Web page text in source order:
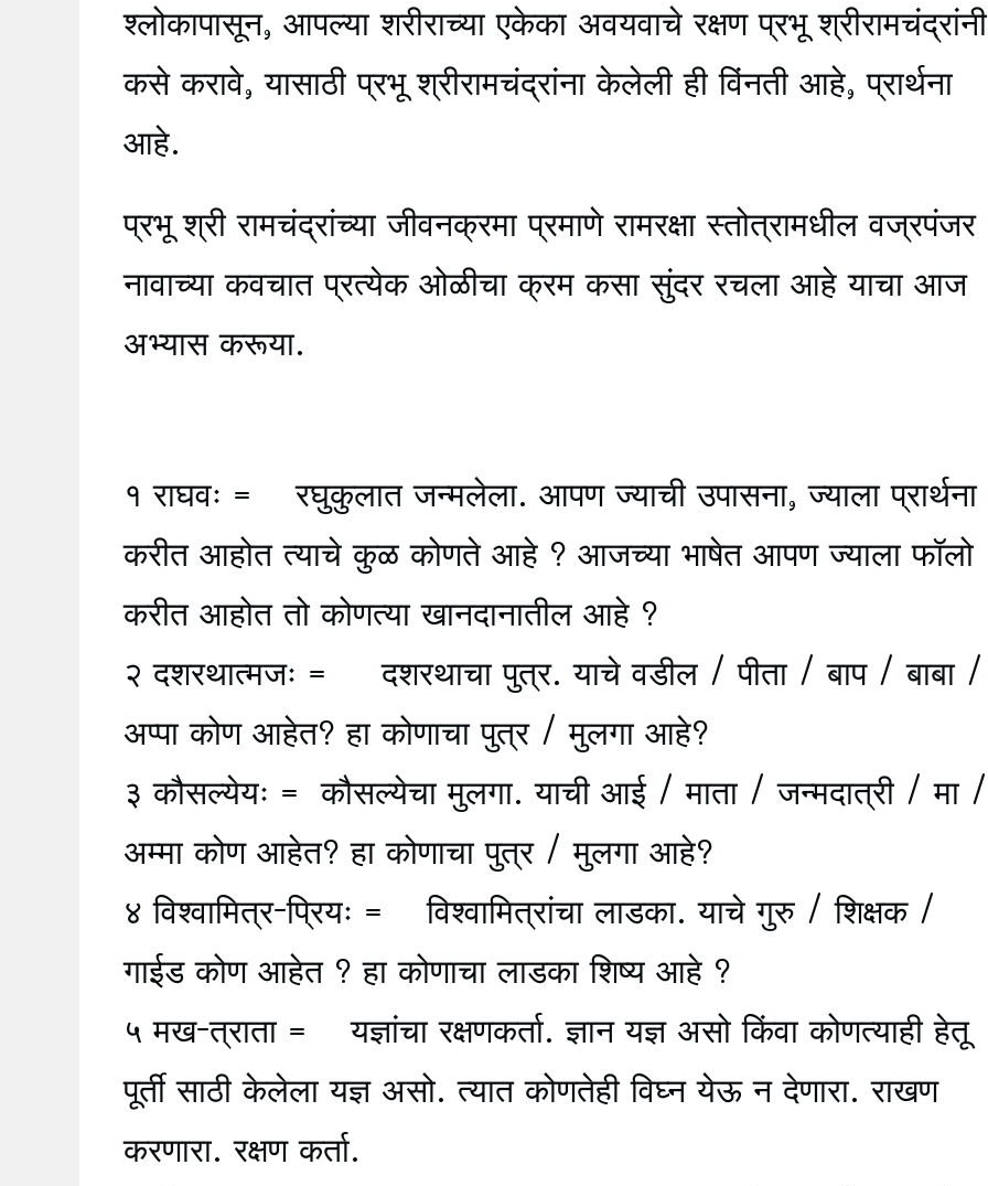
श्लोकापासून, आपल्या शरीराच्या एकेका अवयवाचे रक्षण प्रभू श्रीरामचंद्रांनी
कसे करावे, यासाठी प्रभू श्रीरामचंद्रांना केलेली ही विंनती आहे, प्रार्थना
आहे.
प्रभू श्री रामचंद्रांच्या जीवनक्रमा प्रमाणे रामरक्षा स्तोत्रामधील वज्रपंजर
नावाच्या कवचात प्रत्येक ओळीचा क्रम कसा सुंदर रचला आहे याचा आज
अभ्यास करूया.
१ राघवः = रघुकुलात जन्मलेला. आपण ज्याची उपासना, ज्याला प्रार्थना
करीत आहोत त्याचे कुळ कोणते आहे ? आजच्या भाषेत आपण ज्याला फॉलो
करीत आहोत तो कोणत्या खानदानातील आहे ?
२ दशरथात्मजः = दशरथाचा पुत्र. याचे वडील / पीता / बाप / बाबा /
अप्पा कोण आहेत? हा कोणाचा पुत्र / मुलगा आहे?
३ कौसल्येयः = कौसल्येचा मुलगा. याची आई / माता / जन्मदात्री / मा /
अम्मा कोण आहेत? हा कोणाचा पुत्र / मुलगा आहे?
४ विश्वामित्र-प्रियः = विश्वामित्रांचा लाडका. याचे गुरु / शिक्षक /
गाईड कोण आहेत ? हा कोणाचा लाडका शिष्य आहे ?
५ मख-त्राता = यज्ञांचा रक्षणकर्ता. ज्ञान यज्ञ असो किंवा कोणत्याही हेतू
पूर्ती साठी केलेला यज्ञ असो. त्यात कोणतेही विघ्न येऊ न देणारा. राखण
करणारा. रक्षण कर्ता.